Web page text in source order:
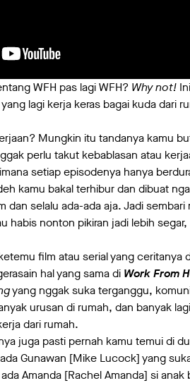
WFH pas lagi WFH? Why not!
lagi kerja keras bagai kuda dari
Mungkin itu tandanya kamu
perlu takut kebablasan atau
setiap episodenya hanya
kamu bakal terhibur dan dibuat
dan selalu ada-ada aja. Jadi
habis nonton pikiran jadi lebih
film atau serial yang ceritanya
hal yang sama di Work From
yang nggak suka terganggu,
urusan di rumah, dan banyak
dari rumah.
juga pasti pernah kamu temui di
Gunawan [Mike Lucock] yang
Amanda [Rachel Amanda] si